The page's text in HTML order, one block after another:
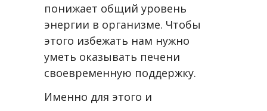
понижает общий уровень
энергии в организме. Чтобы
этого избежать нам нужно
уметь оказывать печени
своевременную поддержку.
Именно для этого и